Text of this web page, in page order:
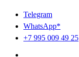
Telegram
WhatsApp*
+7 995 009 49 25